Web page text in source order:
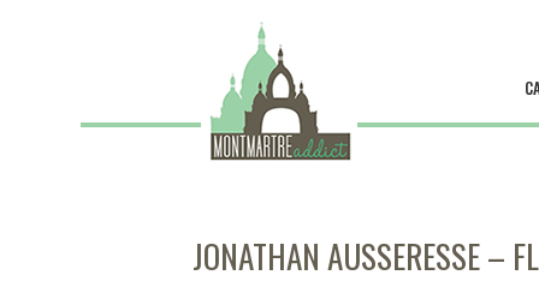
JONATHAN AUSSERESSE –